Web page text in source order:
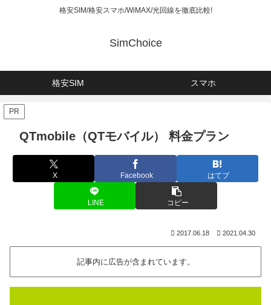
格安SIM/格安スマホ/WiMAX/光回線を徹底比較!
SimChoice
格安SIM スマホ
PR
QTmobile（QTモバイル） 料金プラン
X Facebook はてブ
LINE コピー
2017.06.18 2021.04.30
記事内に広告が含まれています。